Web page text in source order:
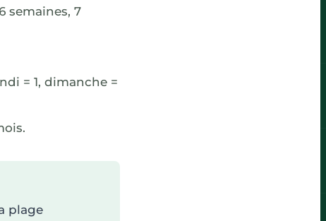
semaines, 7
= 1, dimanche =
plage